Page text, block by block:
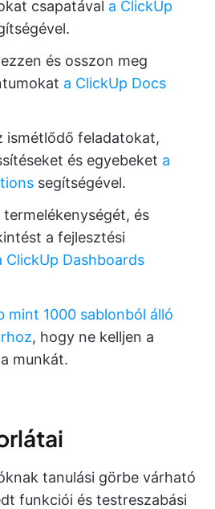
csapatával a ClickUp
és osszon meg
a ClickUp Docs
ismétlődő feladatokat,
és egyebeket a
segítségével.
és
a fejlesztési
ClickUp Dashboards
mint 1000 sablonból álló
, hogy ne kelljen a
munkát.
tanulási görbe várható
funkciói és testreszabási